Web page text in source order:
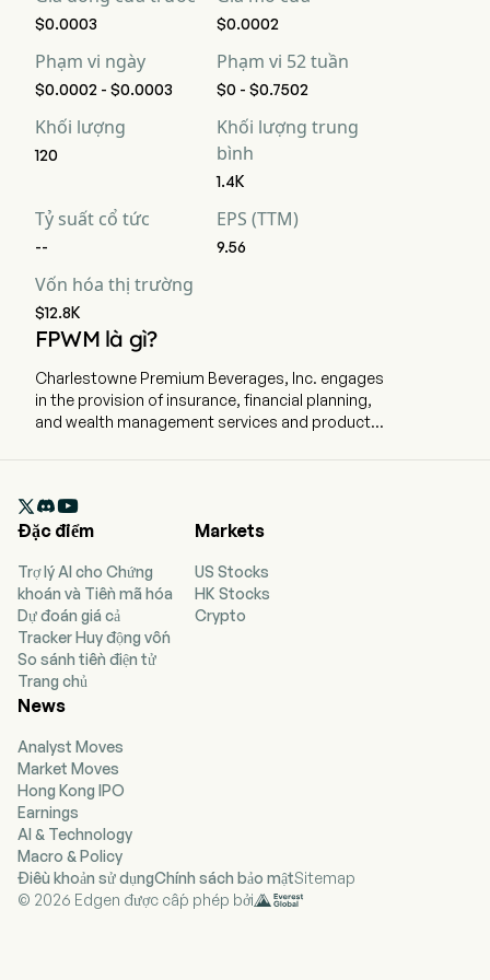
$0.0003 $0.0002
Phạm vi ngày
$0.0002 - $0.0003
Phạm vi 52 tuần
$0 - $0.7502
Khối lượng
120
Khối lượng trung
bình
1.4K
Tỷ suất cổ tức
--
EPS (TTM)
9.56
Vốn hóa thị trường
$12.8K
FPWM là gì?
Charlestowne Premium Beverages, Inc. engages
in the provision of insurance, financial planning,
and wealth management services and products.
markets and distributes lifestyle beverages
worldwide, based on a model developed by
development and sale of premium distilled
spirits. The company is focused on alcoholic /
non-alcoholic beverage development,
production and distribution in the United States
and worldwide. The firm manages its own
beverage portfolio and is developing new
technologies to expand infusions across the
Its portfolio includes premium whiskeys and
vodka. The company is also developing a
proprietary bottle cap that dispenses various
flavors with a simple twist. The company holds
wholesaler and importer permits issued by the
United States Alcohol and Tobacco Tax and
Trade Bureau.

Đặc điểm
Trợ lý AI cho Chứng
khoán và Tiền mã hóa
Dự đoán giá cả
Tracker Huy động vốn
So sánh tiền điện tử
Trang chủ
Markets
US Stocks
HK Stocks
Crypto
News
Analyst Moves
Market Moves
Hong Kong IPO
Earnings
AI & Technology
Macro & Policy
Điều khoản sử dụngChính sách bảo mậtSitemap
© 2026 Edgen được cấp phép bởi